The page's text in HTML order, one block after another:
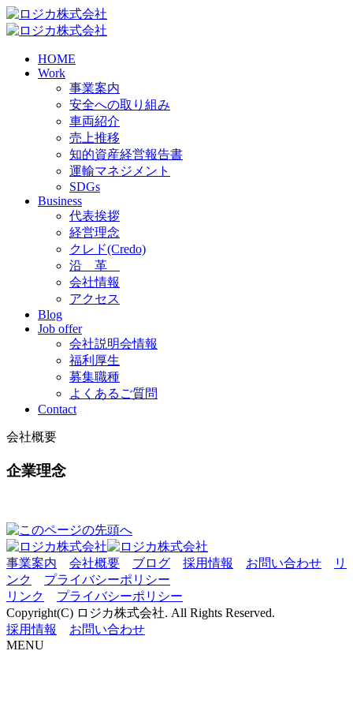
HOME
Work
事業案内
安全への取り組み
車両紹介
売上推移
知的資産経営報告書
運輸マネジメント
SDGs
Business
代表挨拶
経営理念
クレド(Credo)
沿 革
会社情報
アクセス
Blog
Job offer
会社説明会情報
福利厚生
募集職種
よくあるご質問
Contact
会社概要
企業理念
事業案内 会社概要 ブログ 採用情報 お問い合わせ
リ
ンク
プライバシーポリシー
リンク
プライバシーポリシー
Copyright(C) ロジカ株式会社. All Rights Reserved.
採用情報
お問い合わせ
MENU